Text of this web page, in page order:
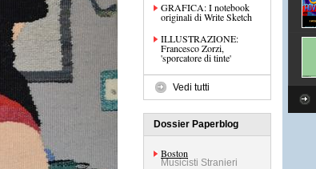
GRAFICA: I notebook
originali di Write Sketch
ILLUSTRAZIONE:
Francesco Zorzi,
'sporcatore di tinte'
Vedi tutti
Dossier Paperblog
Boston
Musicisti Stranieri